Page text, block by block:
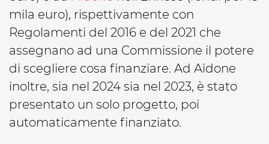
mila euro), rispettivamente con
Regolamenti del 2016 e del 2021 che
assegnano ad una Commissione il potere
di scegliere cosa finanziare. Ad Aidone
inoltre, sia nel 2024 sia nel 2023, è stato
presentato un solo progetto, poi
automaticamente finanziato.